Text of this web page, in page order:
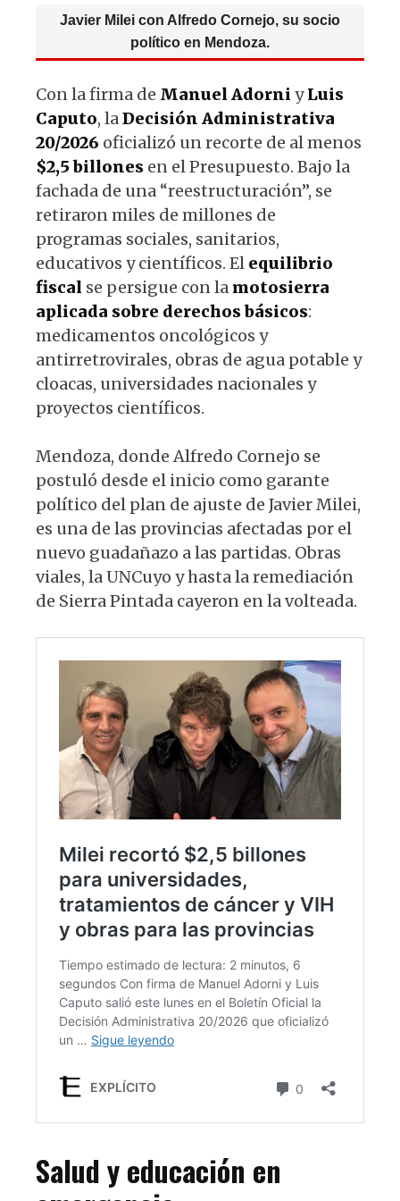
Javier Milei con Alfredo Cornejo, su socio
político en Mendoza.
Con la firma de Manuel Adorni yLuis
Caputo, laDecisión Administrativa
20/2026 oficializó un recorte de al menos
$2,5 billones en el Presupuesto. Bajo la
fachada de una “reestructuración”, se
retiraron miles de millones de
programas sociales, sanitarios,
educativos y científicos. El equilibrio
fiscal se persigue con la motosierra
aplicada sobre derechos básicos:
medicamentos oncológicos y
antirretrovirales, obras de agua potable y
cloacas, universidades nacionales y
proyectos científicos.
Mendoza, donde Alfredo Cornejo se
postuló desde el inicio como garante
político del plan de ajuste de Javier Milei,
es una de las provincias afectadas por el
nuevo guadañazo a las partidas. Obras
viales, la UNCuyo y hasta la remediación
de Sierra Pintada cayeron en la volteada.
Salud y educación en